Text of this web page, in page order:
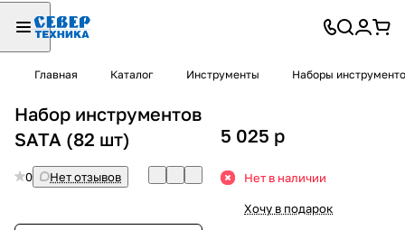
Главная Каталог Инструменты Наборы
Набор инструментов
SATA (82 шт)
0 Нет отзывов
5 025 p
Нет в наличии
Хочу в подарок